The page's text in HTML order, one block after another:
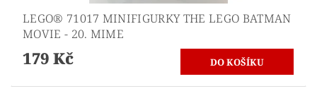
LEGO® 71017 MINIFIGURKY THE LEGO BATMAN
MOVIE - 20. MIME
179 Kč